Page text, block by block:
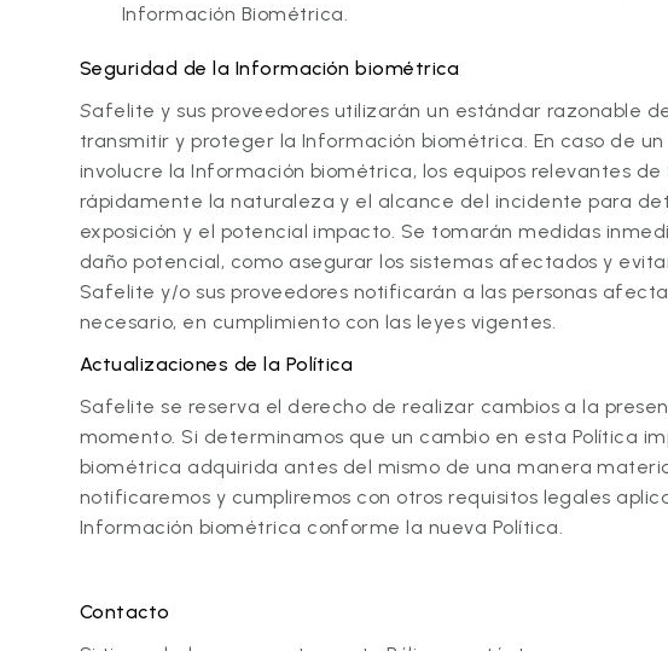
Información Biométrica.
Seguridad de la Información biométrica
Safelite y sus proveedores utilizarán un estándar razonable
transmitir y proteger la Información biométrica. En caso de
involucre la Información biométrica, los equipos relevantes
rápidamente la naturaleza y el alcance del incidente para
exposición y el potencial impacto. Se tomarán medidas
daño potencial, como asegurar los sistemas afectados y
Safelite y/o sus proveedores notificarán a las personas
necesario, en cumplimiento con las leyes vigentes.
Actualizaciones de la Política
Safelite se reserva el derecho de realizar cambios a la
momento. Si determinamos que un cambio en esta Política
biométrica adquirida antes del mismo de una manera
notificaremos y cumpliremos con otros requisitos legales
Información biométrica conforme la nueva Política.
Contacto